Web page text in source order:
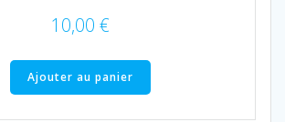
10,00 €
Ajouter au panier